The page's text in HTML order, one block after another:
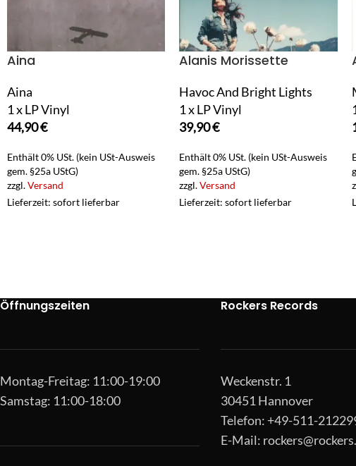
Aina
Aina
1 x LP Vinyl
44,90€
Enthält 0% USt. (kein USt-Ausweis
gem. §25a UStG)
zzgl.Versand
Lieferzeit: sofort lieferbar
Alanis Morissette
Havoc And Bright Lights
1 x LP Vinyl
39,90€
Enthält 0% USt. (kein USt-Ausweis
gem. §25a UStG)
zzgl.Versand
Lieferzeit: sofort lieferbar
Öffnungszeiten
Montag-Freitag: 11:00-19:00
Samstag: 11:00-18:00
Rockers Records
Weckenstr. 1
30451 Hannover
Telefon: +49-511-
E-Mail: